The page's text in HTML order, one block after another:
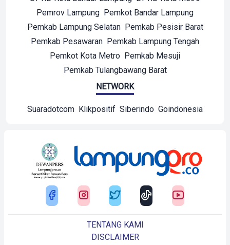
Pemrov Lampung Pemkot Bandar Lampung
Pemkab Lampung Selatan Pemkab Pesisir Barat
Pemkab Pesawaran Pemkab Lampung Tengah
Pemkot Kota Metro Pemkab Mesuji
Pemkab Tulangbawang Barat
NETWORK
Suaradotcom Klikpositif Siberindo Goindonesia
TENTANG KAMI
DISCLAIMER